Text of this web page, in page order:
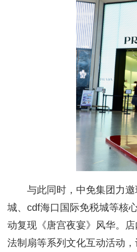
与此同时，中免集团力
城、cdf海口国际免税城等核
动复现《唐宫夜宴》风华。
法制扇等系列文化互动活动